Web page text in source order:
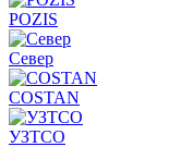
POZIS
Север
COSTAN
УЗТСО